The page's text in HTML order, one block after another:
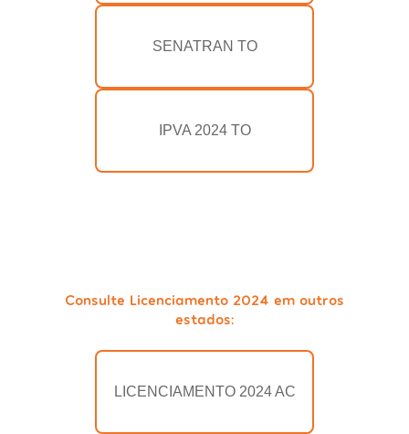
SENATRAN TO
IPVA 2024 TO
Consulte Licenciamento 2024 em outros
estados:
LICENCIAMENTO 2024 AC